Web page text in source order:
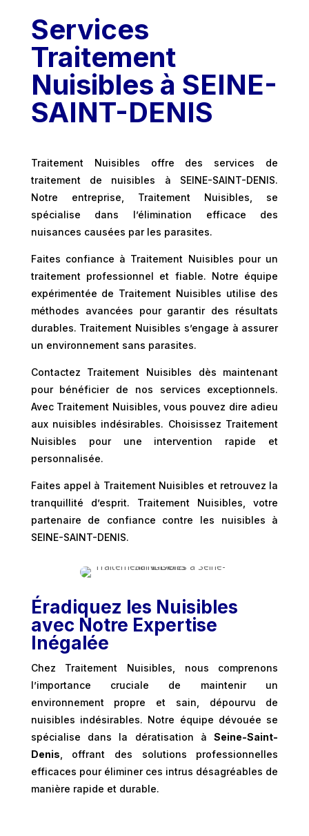
Services
Traitement
Nuisibles à SEINE-
SAINT-DENIS
Traitement Nuisibles offre des services de
traitement de nuisibles à SEINE-SAINT-DENIS.
Notre entreprise, Traitement Nuisibles, se
spécialise dans l’élimination efficace des
nuisances causées par les parasites.
Faites confiance à Traitement Nuisibles pour un
traitement professionnel et fiable. Notre équipe
expérimentée de Traitement Nuisibles utilise des
méthodes avancées pour garantir des résultats
durables. Traitement Nuisibles s’engage à assurer
un environnement sans parasites.
Contactez Traitement Nuisibles dès maintenant
pour bénéficier de nos services exceptionnels.
Avec Traitement Nuisibles, vous pouvez dire adieu
aux nuisibles indésirables. Choisissez Traitement
Nuisibles pour une intervention rapide et
personnalisée.
Faites appel à Traitement Nuisibles et retrouvez la
tranquillité d’esprit. Traitement Nuisibles, votre
partenaire de confiance contre les nuisibles à
SEINE-SAINT-DENIS.
Éradiquez les Nuisibles
avec Notre Expertise
Inégalée
Chez Traitement Nuisibles, nous comprenons
l’importance cruciale de maintenir un
environnement propre et sain, dépourvu de
nuisibles indésirables. Notre équipe dévouée se
spécialise dans la dératisation àSeine-Saint-
Denis , offrant des solutions professionnelles
efficaces pour éliminer ces intrus désagréables de
manière rapide et durable.